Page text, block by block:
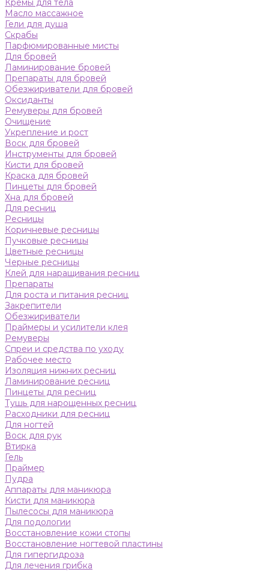
Кремы для тела
Масло массажное
Гели для душа
Скрабы
Парфюмированные мисты
Для бровей
Ламинирование бровей
Препараты для бровей
Обезжириватели для бровей
Оксиданты
Ремуверы для бровей
Очищение
Укрепление и рост
Воск для бровей
Инструменты для бровей
Кисти для бровей
Краска для бровей
Пинцеты для бровей
Хна для бровей
Для ресниц
Ресницы
Коричневые ресницы
Пучковые ресницы
Цветные ресницы
Черные ресницы
Клей для наращивания ресниц
Препараты
Для роста и питания ресниц
Закрепители
Обезжириватели
Праймеры и усилители клея
Ремуверы
Спреи и средства по уходу
Рабочее место
Изоляция нижних ресниц
Ламинирование ресниц
Пинцеты для ресниц
Тушь для нарощенных ресниц
Расходники для ресниц
Для ногтей
Воск для рук
Втирка
Гель
Праймер
Пудра
Аппараты для маникюра
Кисти для маникюра
Пылесосы для маникюра
Для подологии
Восстановление кожи стопы
Восстановление ногтевой пластины
Для гипергидроза
Для лечения грибка